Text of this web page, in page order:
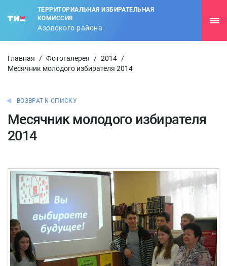
ТЕРРИТОРИАЛЬНАЯ ИЗБИРАТЕЛЬНАЯ
КОМИССИЯ
Азовского района
Главная / Фотогалерея / 2014 /
Месячник молодого избирателя 2014
ВОЗВРАТ К СПИСКУ
Месячник молодого избирателя
2014